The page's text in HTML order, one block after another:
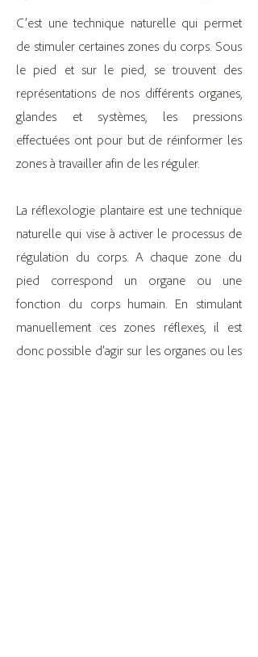
C’est une technique naturelle qui permet
de stimuler certaines zones du corps. Sous
le pied et sur le pied, se trouvent des
représentations de nos différents organes,
glandes et systèmes, les pressions
effectuées ont pour but de réinformer les
zones à travailler afin de les réguler.
La réflexologie plantaire est une technique
naturelle qui vise à activer le processus de
régulation du corps. A chaque zone du
pied correspond un organe ou une
fonction du corps humain. En stimulant
manuellement ces zones réflexes, il est
donc possible d’agir sur les organes ou les